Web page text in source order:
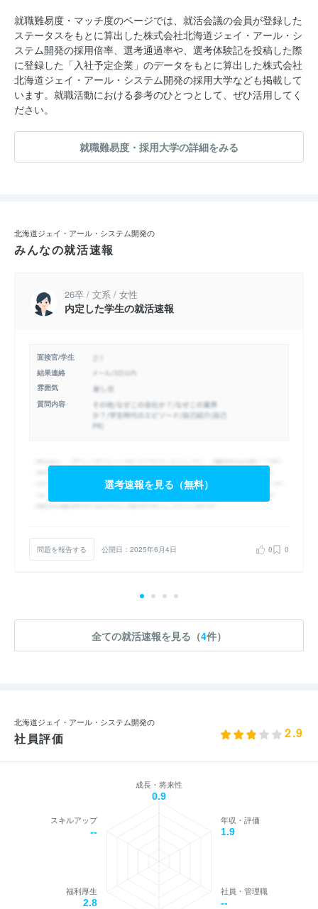
就職難易度・マッチ度のページでは、就活会議の会員が登録した
ステータスをもとに算出した株式会社北海道ジェイ・アール・シ
ステム開発の採用倍率、選考通過率や、選考体験記を投稿した際
に登録した「入社予定企業」のデータをもとに算出した株式会社
北海道ジェイ・アール・システム開発の採用大学なども掲載して
います。就職活動における参考のひとつとして、ぜひ活用してく
ださい。
就職難易度・採用大学の詳細をみる
北海道ジェイ・アール・システム開発の
みんなの就活速報
26卒 / 文系 / 女性
内定した学生の就活速報
面接官/学生
結果連絡
雰囲気
質問内容
選考速報を見る（無料）
問題を報告する 公開日：2025年6月4日 0 0
全ての就活速報を見る（4件）
北海道ジェイ・アール・システム開発の
社員評価 2.9
成長・将来性
0.9
年収・評価
1.9
社員・管理職
--
福利厚生
2.8
スキルアップ
--